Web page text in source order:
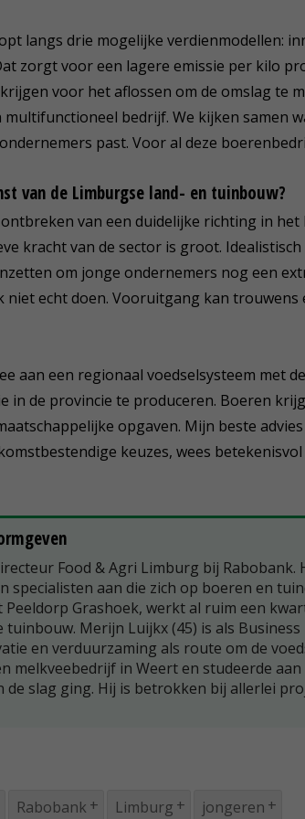
langs drie mogelijke verdienmodellen:
zorgt voor een lagere emissie per kilo
voor het aflossen om de omslag te
bedrijf. We kijken samen
past. Voor al deze
van de Limburgse land- en tuinbouw?
van een duidelijke richting in
kracht van de sector is groot.
om jonge ondernemers nog een
niet echt doen. Vooruitgang kan trouwens
aan een regionaal voedselsysteem met
in de provincie te produceren. Boeren
opgaven. Mijn beste
keuzes, wees
Food & Agri Limburg bij
specialisten aan die zich op boeren en
Grashoek, werkt al ruim een
tuinbouw. Merijn Luijkx (45) is als
en verduurzaming als route om de
melkveebedrijf in Weert en studeerde
de slag ging. Hij is betrokken bij allerlei
Rabobank Limburg jongeren